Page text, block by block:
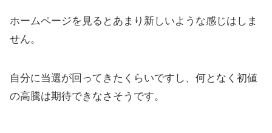
ホームページを見るとあまり新しいような感じはしま
せん。
自分に当選が回ってきたくらいですし、何となく初値
の高騰は期待できなさそうです。